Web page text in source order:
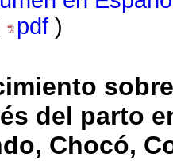
pdf )
del parto
Chocó,